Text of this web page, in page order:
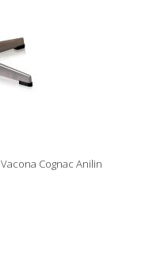
Cognac Anilin